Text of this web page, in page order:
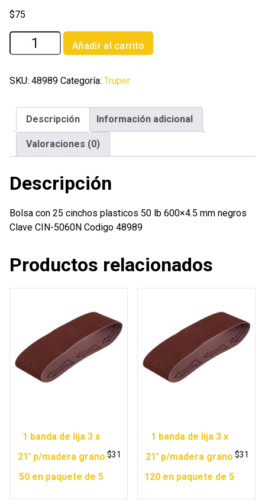
$75
Bolsa
con
cinchos
50
600x4.5
cantidad
Añadir al carrito
SKU: 48989 Categoría: Truper
Descripción Información adicional
Valoraciones (0)
Descripción
Bolsa con 25 cinchos plasticos 50 lb 600×4.5 mm negros
Clave CIN-5060N Codigo 48989
Productos relacionados
1 banda de lija 3 x
21′ p/madera grano
50 en paquete de 5
$31
1 banda de lija 3 x
21′ p/madera grano
120 en paquete de 5
$31